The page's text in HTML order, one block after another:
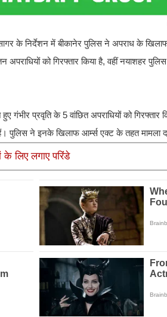
के निर्देशन में बीकानेर पुलिस ने अपराध के
को गिरफ्तार किया है, वहीं नयाशहर
गंभीर प्रवृति के 5 वांछित अपराधियों को
पुलिस ने इनके खिलाफ आर्म्स एक्ट के तहत मामला
के लिए लगाए परिंडे